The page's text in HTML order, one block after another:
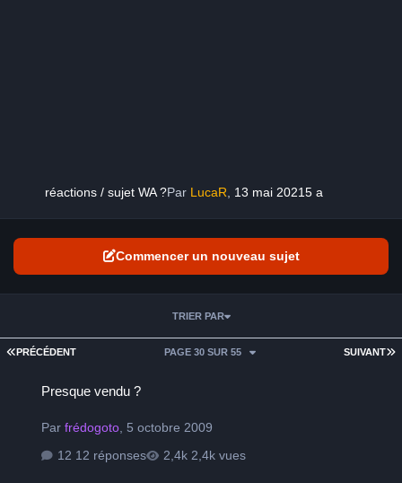
réactions / sujet WA ?Par LucaR 13 mai 20215 a
Commencer un nouveau sujet
PREMIÈRE PAGE
PRÉCÉDENT SUIVANT
PAGE 30 SUR 55
TRIER PAR
Presque vendu ?
Parfrédogoto 5 octobre 2009
12 réponses
2,4k vues